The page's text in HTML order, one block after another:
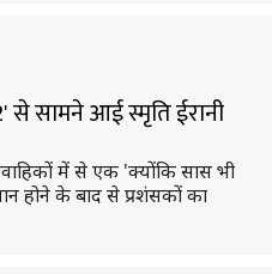
से सामने आई स्मृति ईरानी
में से एक 'क्योंकि सास भी
होने के बाद से प्रशंसकों का